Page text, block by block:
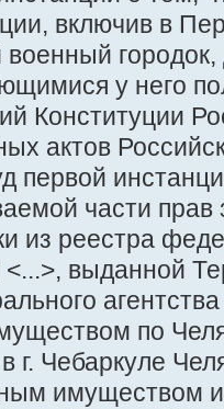
включив в
военный
у него
Конституции
актов
первой
части прав
из реестра
<...>, выданной
по
г. Чебаркуле
имуществом